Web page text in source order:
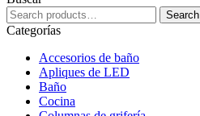
Search
for:
Search
Categorías
Accesorios de baño
Apliques de LED
Baño
Cocina